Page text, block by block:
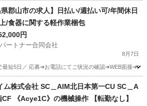
場 未経験
県郡山市の求人】日払い/週払い可/年間休日
/食器に関する軽作業梱包
円
ートナー合同会社
8月7日
最短5日／ 応募➔お電話にてご状況の確認➔WEB面接➔
製造工場
ム株式会社 SC＿AIM北日本第一CU SC＿A
CF 《Acye1C》の機械操作 【転勤なし】